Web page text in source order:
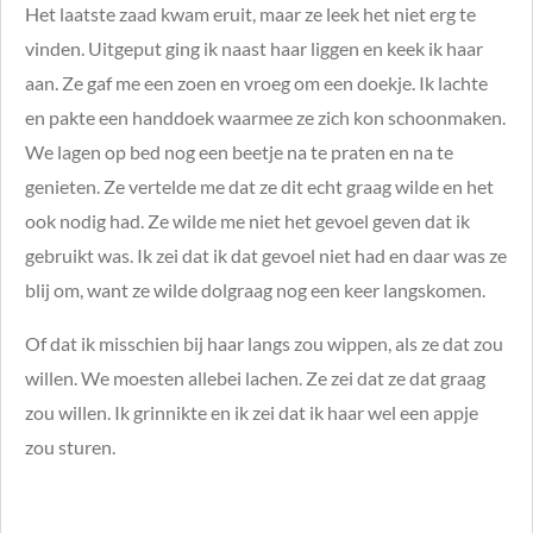
Het laatste zaad kwam eruit, maar ze leek het niet erg te
vinden. Uitgeput ging ik naast haar liggen en keek ik haar
aan. Ze gaf me een zoen en vroeg om een doekje. Ik lachte
en pakte een handdoek waarmee ze zich kon schoonmaken.
We lagen op bed nog een beetje na te praten en na te
genieten. Ze vertelde me dat ze dit echt graag wilde en het
ook nodig had. Ze wilde me niet het gevoel geven dat ik
gebruikt was. Ik zei dat ik dat gevoel niet had en daar was ze
blij om, want ze wilde dolgraag nog een keer langskomen.
Of dat ik misschien bij haar langs zou wippen, als ze dat zou
willen. We moesten allebei lachen. Ze zei dat ze dat graag
zou willen. Ik grinnikte en ik zei dat ik haar wel een appje
zou sturen.